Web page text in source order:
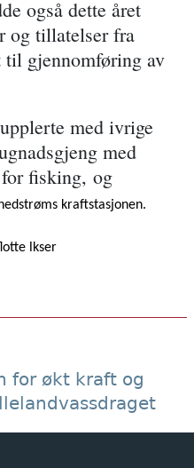
også dette året
og tillatelser fra
til gjennomføring av
med ivrige
med
fisking, og
kraftstasjonen.
lkser
for økt kraft og